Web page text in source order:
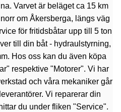
Varvet är beläget ca 15 km
om Åkersberga, längs väg
för fritidsbåtar upp till 5 ton
till din båt - hydraulstyrning,
Hos oss kan du även köpa
respektive "Motorer". Vi har
och våra mekaniker går
Vi reparerar din
du under fliken "Service".